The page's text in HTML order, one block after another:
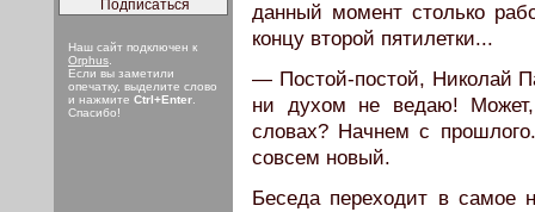
Наш сайт подключен к
Orphus
Если вы заметили
опечатку, выделите слово
и нажмите Ctrl+Enter
Спасибо!
данный момент столько
концу второй пятилетки...
— Постой-постой, Николай
ни духом не ведаю!
словах? Начнем с
совсем новый.
Беседа переходит в самое